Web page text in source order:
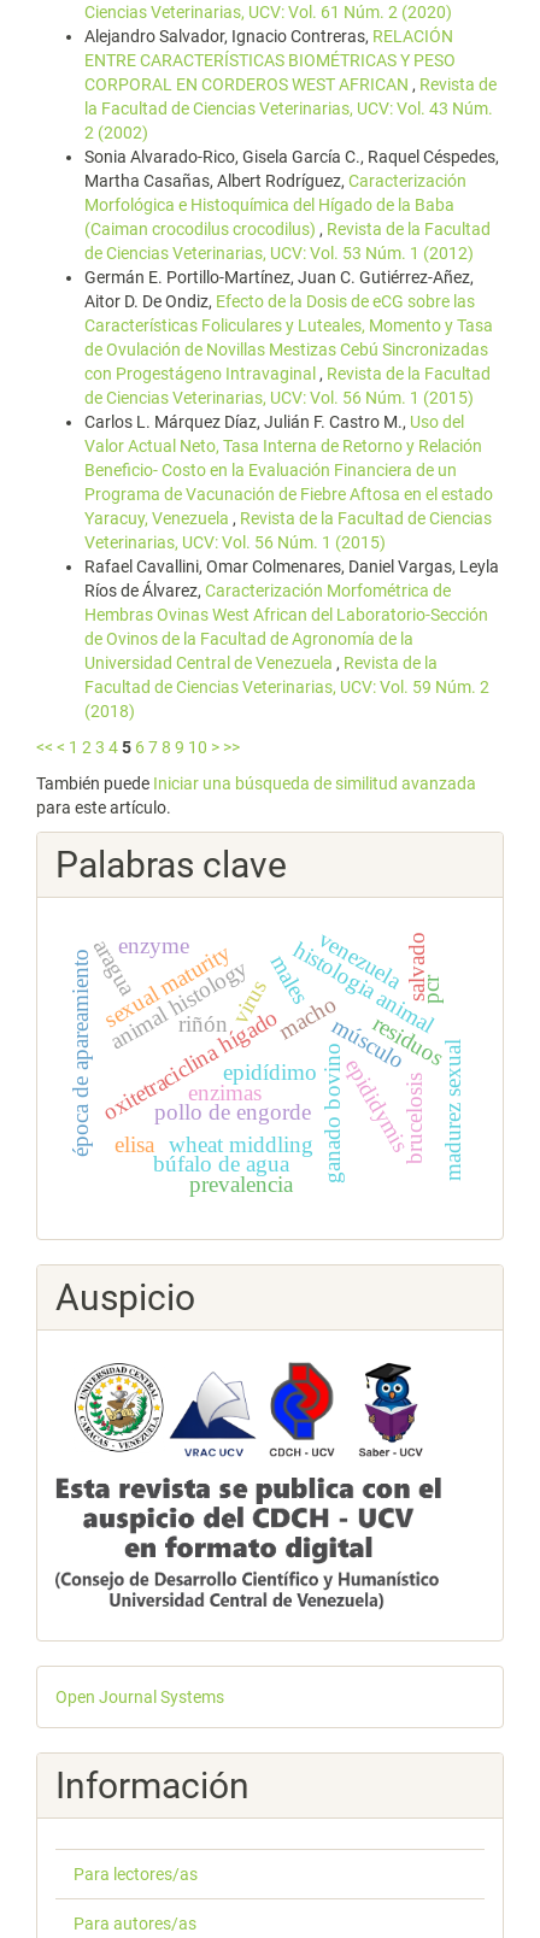
Ciencias Veterinarias, UCV: Vol. 61 Núm. 2 (2020)
Alejandro Salvador, Ignacio Contreras, RELACIÓN
ENTRE CARACTERÍSTICAS BIOMÉTRICAS Y PESO
CORPORAL EN CORDEROS WEST AFRICAN , Revista de
la Facultad de Ciencias Veterinarias, UCV: Vol. 43 Núm.
2 (2002)
Sonia Alvarado-Rico, Gisela García C., Raquel Céspedes,
Martha Casañas, Albert Rodríguez, Caracterización
Morfológica e Histoquímica del Hígado de la Baba
(Caiman crocodilus crocodilus) , Revista de la Facultad
de Ciencias Veterinarias, UCV: Vol. 53 Núm. 1 (2012)
Germán E. Portillo-Martínez, Juan C. Gutiérrez-Añez,
Aitor D. De Ondiz, Efecto de la Dosis de eCG sobre las
Características Foliculares y Luteales, Momento y Tasa
de Ovulación de Novillas Mestizas Cebú Sincronizadas
con Progestágeno Intravaginal , Revista de la Facultad
de Ciencias Veterinarias, UCV: Vol. 56 Núm. 1 (2015)
Carlos L. Márquez Díaz, Julián F. Castro M., Uso del
Valor Actual Neto, Tasa Interna de Retorno y Relación
Beneficio- Costo en la Evaluación Financiera de un
Programa de Vacunación de Fiebre Aftosa en el estado
Yaracuy, Venezuela , Revista de la Facultad de Ciencias
Veterinarias, UCV: Vol. 56 Núm. 1 (2015)
Rafael Cavallini, Omar Colmenares, Daniel Vargas, Leyla
Ríos de Álvarez, Caracterización Morfométrica de
Hembras Ovinas West African del Laboratorio-Sección
de Ovinos de la Facultad de Agronomía de la
Universidad Central de Venezuela , Revista de la
Facultad de Ciencias Veterinarias, UCV: Vol. 59 Núm. 2
(2018)
<< < 1 23 45 678 9 10 > >>
También puede Iniciar una búsqueda de similitud avanzada
para este artículo.
Palabras clave
ganado bovino
oxitetraciclina hígado músculo
riñón residuos
histologia animal
epidídimo
época de apareamiento macho
madurez sexual
animal histology
epididymis
males
sexual maturity
pollo de engorde
enzimas
salvado
araguaenzyme
wheat middling
búfalo de agua
elisa
prevalencia
venezuela
virus
brucelosis
pcr
Auspicio
Desarrollado
por
Open Journal Systems
Información
Para lectores/as
Para autores/as